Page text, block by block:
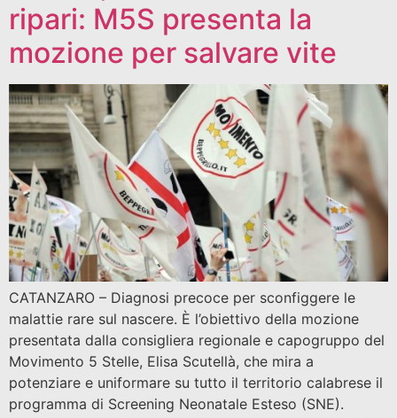
ripari: M5S presenta la
mozione per salvare vite
CATANZARO – Diagnosi precoce per sconfiggere le
malattie rare sul nascere. È l’obiettivo della mozione
presentata dalla consigliera regionale e capogruppo del
Movimento 5 Stelle, Elisa Scutellà, che mira a
potenziare e uniformare su tutto il territorio calabrese il
programma di Screening Neonatale Esteso (SNE).